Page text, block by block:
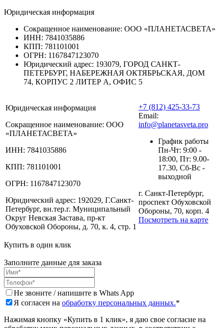
Юридическая информация
Сокращенное наименование: ООО «ПЛАНЕТАСВЕТА»
ИНН: 7841035886
КПП: 781101001
ОГРН: 1167847123070
Юридический адрес: 193079, ГОРОД САНКТ-
ПЕТЕРБУРГ, НАБЕРЕЖНАЯ ОКТЯБРЬСКАЯ, ДОМ
74, КОРПУС 2 ЛИТЕР А, ОФИС 5
Юридическая информация
Сокращенное наименование: ООО
«ПЛАНЕТАСВЕТА»
ИНН: 7841035886
КПП: 781101001
ОГРН: 1167847123070
Юридический адрес: 192029, Г.Санкт-
Петербург, вн.тер.г. Муниципальный
Округ Невская Застава, пр-кт
Обуховской Обороны, д. 70, к. 4, стр. 1
+7 (812) 425-33-73
Email:
info@planetasveta.pro
График работы
Пн-Чт: 9:00 -
18:00, Пт: 9.00-
17.30, Сб-Вс -
выходной
г. Санкт-Петербург,
проспект Обуховской
Обороны, 70, корп. 4
Посмотреть на карте
Купить в один клик
Заполните данные для заказа
Не звоните / напишите в Whats App
Я согласен на обработку персональных данных.*
Нажимая кнопку «Купить в 1 клик», я даю свое согласие на